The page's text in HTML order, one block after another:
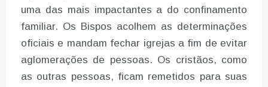
uma das mais impactantes a do confinamento
familiar. Os Bispos acolhem as determinações
oficiais e mandam fechar igrejas a fim de evitar
aglomerações de pessoas. Os cristãos, como
as outras pessoas, ficam remetidos para suas